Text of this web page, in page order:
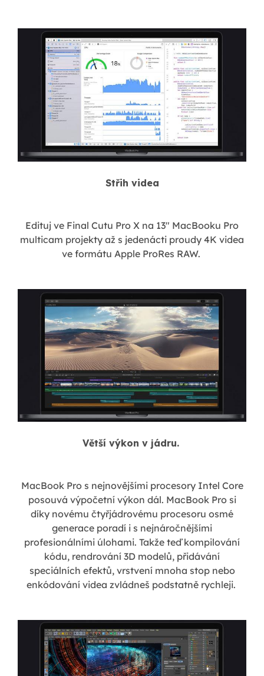
Střih videa
Edituj ve Final Cutu Pro X na 13" MacBooku Pro
multicam projekty až s jedenácti proudy 4K videa
ve formátu Apple ProRes RAW.
Větší výkon v jádru.
MacBook Pro s nejnovějšími procesory Intel Core
posouvá výpočetní výkon dál. MacBook Pro si
díky novému čtyřjádrovému procesoru osmé
generace poradí i s nejnáročnějšími
profesionálními úlohami. Takže teď kompilování
kódu, rendrování 3D modelů, přidávání
speciálních efektů, vrstvení mnoha stop nebo
enkódování videa zvládneš podstatně rychleji.